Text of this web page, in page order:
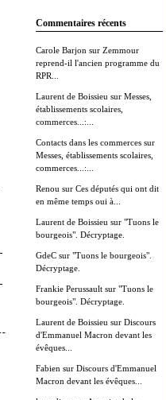
Commentaires récents
Carole Barjon sur Zemmour
reprend-il l'ancien programme du
RPR...
Laurent de Boissieu sur Messes,
établissements scolaires,
commerces...:...
Contacts dans les commerces sur
Messes, établissements scolaires,
commerces...:...
Renou sur Ces députés qui ont dit
en même temps oui à...
Laurent de Boissieu sur "Tuons le
bourgeois". Décryptage.
GdeC sur "Tuons le bourgeois".
Décryptage.
Frankie Perussault sur "Tuons le
bourgeois". Décryptage.
Laurent de Boissieu sur Discours
d'Emmanuel Macron devant les
évêques...
Fabien sur Discours d'Emmanuel
Macron devant les évêques...